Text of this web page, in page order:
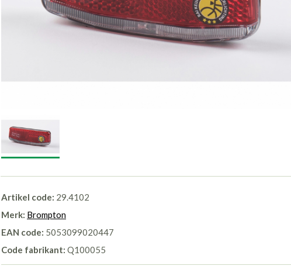
Artikel code: 29.4102
Merk: Brompton
EAN code: 5053099020447
Code fabrikant: Q100055